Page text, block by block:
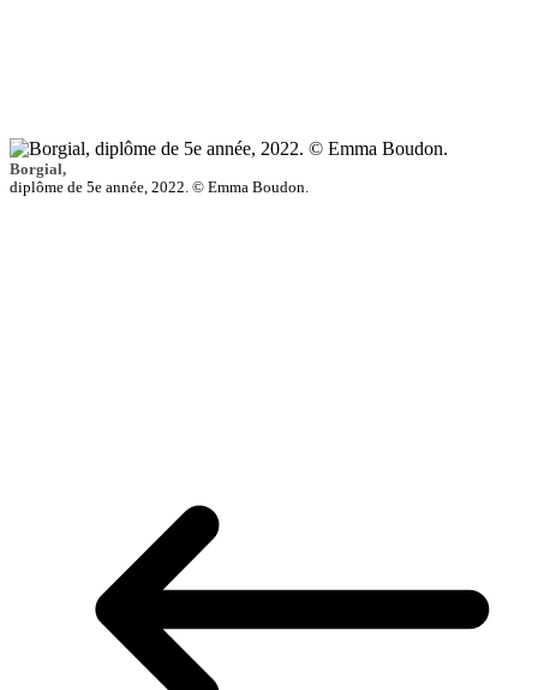
Borgial,
diplôme de 5e année, 2022. © Emma Boudon.